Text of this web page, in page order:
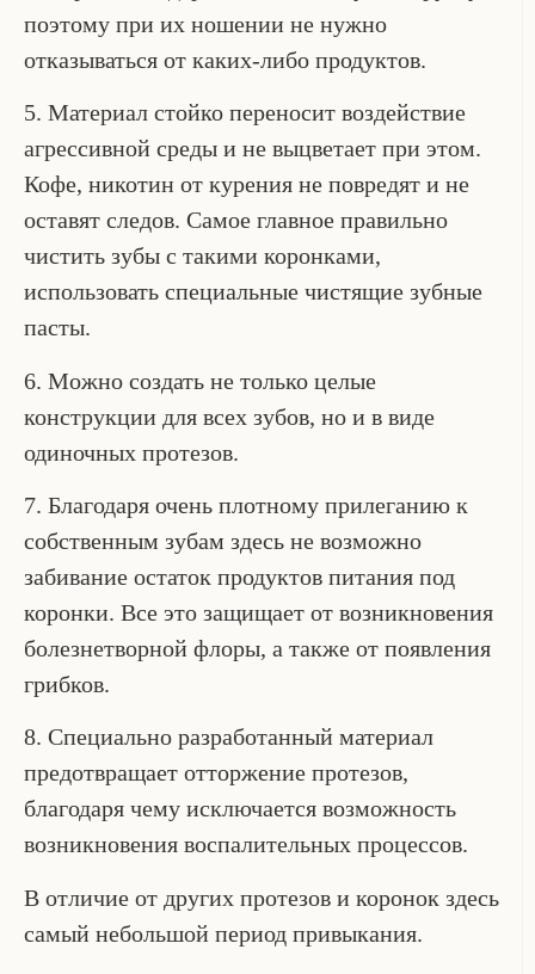
поэтому при их ношении не нужно
отказываться от каких-либо продуктов.
5. Материал стойко переносит воздействие
агрессивной среды и не выцветает при этом.
Кофе, никотин от курения не повредят и не
оставят следов. Самое главное правильно
чистить зубы с такими коронками,
использовать специальные чистящие зубные
пасты.
6. Можно создать не только целые
конструкции для всех зубов, но и в виде
одиночных протезов.
7. Благодаря очень плотному прилеганию к
собственным зубам здесь не возможно
забивание остаток продуктов питания под
коронки. Все это защищает от возникновения
болезнетворной флоры, а также от появления
грибков.
8. Специально разработанный материал
предотвращает отторжение протезов,
благодаря чему исключается возможность
возникновения воспалительных процессов.
В отличие от других протезов и коронок здесь
самый небольшой период привыкания.